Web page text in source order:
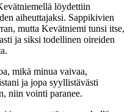
löydettiin
aiheuttajaksi. Sappikivien
mutta Kevätniemi tunsi itse,
ja siksi todellinen oireiden
mikä minua vaivaa,
ja jopa syyllistävästi
niin vointi paranee.